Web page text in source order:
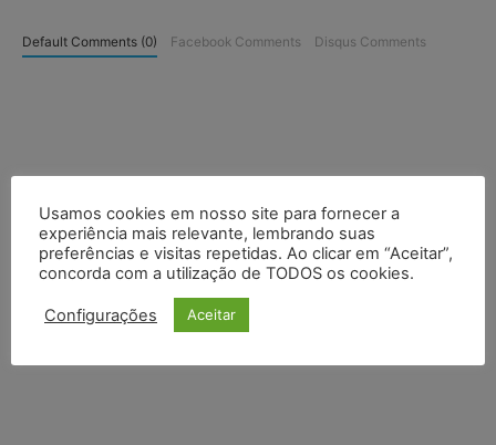
Default Comments (0) Facebook Comments Disqus Comments
Usamos cookies em nosso site para fornecer a
experiência mais relevante, lembrando suas
preferências e visitas repetidas. Ao clicar em “Aceitar”,
concorda com a utilização de TODOS os cookies.
Configurações Aceitar